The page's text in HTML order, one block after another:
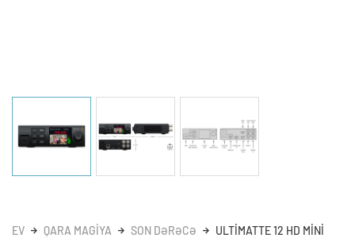
EV QARA MAGIYA SON DƏRƏCƏ ULTIMATTE 12 HD MINI